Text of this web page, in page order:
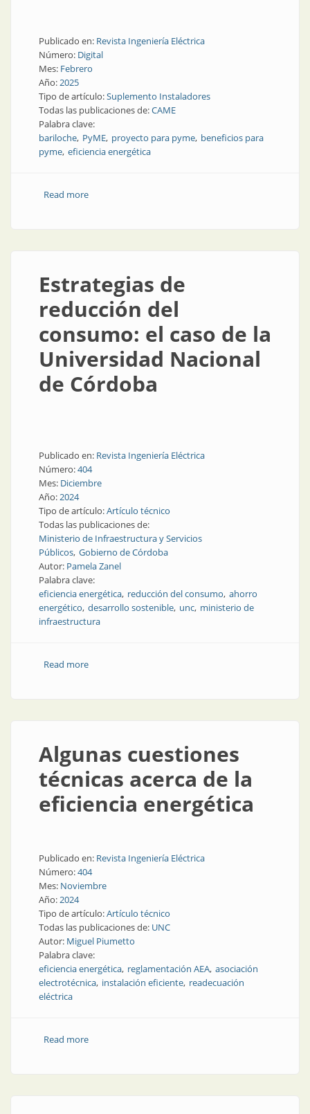
Publicado en: Revista Ingeniería Eléctrica
Número: Digital
Mes: Febrero
Año:2025
Tipo de artículo:Suplemento Instaladores
Todas las publicaciones de:CAME
Palabra clave:
bariloche PyME proyecto para pyme beneficios para
pyme eficiencia energética
Read moreabout Hacia la transformación energética
Estrategias de
reducción del
consumo: el caso de la
Universidad Nacional
de Córdoba
Publicado en: Revista Ingeniería Eléctrica
Número:404
Mes: Diciembre
Año:2024
Tipo de artículo:Artículo técnico
Todas las publicaciones de:
Ministerio de Infraestructura y Servicios
Públicos Gobierno de Córdoba
Autor: Pamela Zanel
Palabra clave:
eficiencia energética reducción del consumo ahorro
energético desarrollo sostenible unc ministerio de
infraestructura
Read moreabout Estrategias de reducción del consumo: el caso
Algunas cuestiones
técnicas acerca de la
eficiencia energética
Publicado en: Revista Ingeniería Eléctrica
Número:404
Mes: Noviembre
Año:2024
Tipo de artículo:Artículo técnico
Todas las publicaciones de: UNC
Autor: Miguel Piumetto
Palabra clave:
eficiencia energética reglamentación AEA asociación
electrotécnica instalación eficiente readecuación
eléctrica
Read moreabout Algunas cuestiones técnicas acerca de la